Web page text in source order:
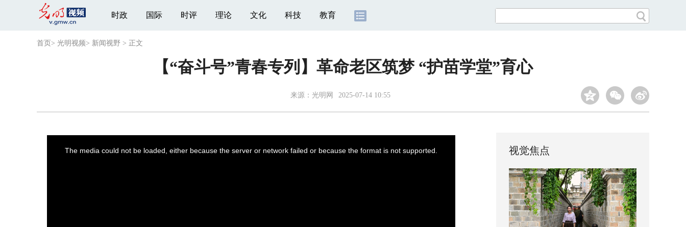
时政 国际 时评 理论 文化 科技 教育
首页 > 光明视频> 新闻视野 > 正文
【“奋斗号”青春专列】革命老区筑梦 “护苗学堂”育心
来源： 光明网 2025-07-14 10:55
The media could not be loaded, either because the server or network failed or because the format is not supported. 视觉焦点